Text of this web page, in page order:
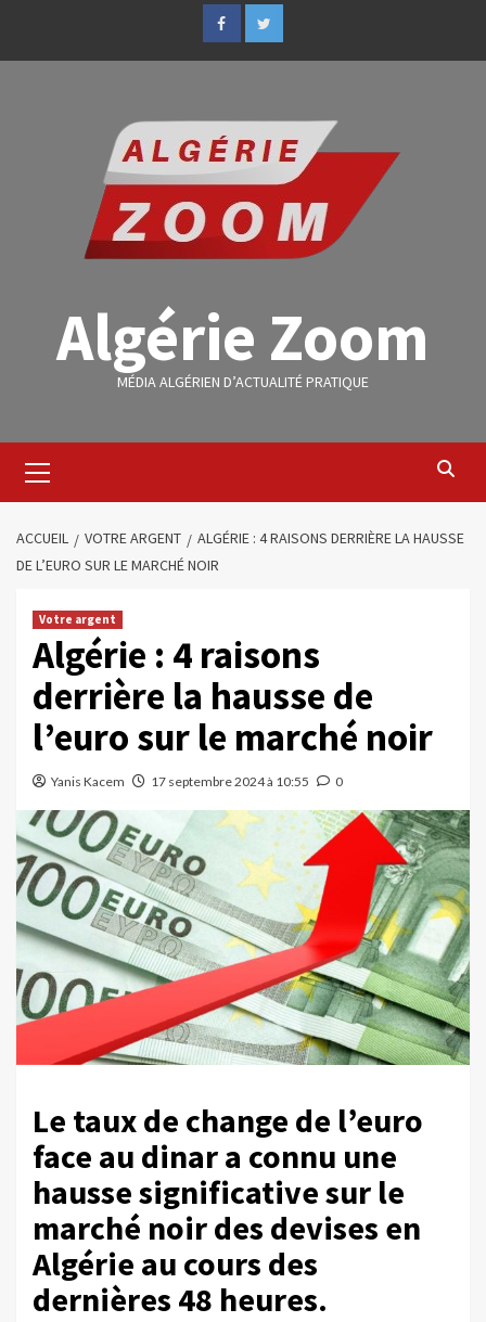
Algérie Zoom
MÉDIA ALGÉRIEN D’ACTUALITÉ PRATIQUE
ACCUEIL VOTRE ARGENT
ALGÉRIE : 4 RAISONS DERRIÈRE LA HAUSSE
DE L’EURO SUR LE MARCHÉ NOIR
Votre argent
Algérie : 4 raisons
derrière la hausse de
l’euro sur le marché noir
Yanis Kacem 17 septembre 2024 à 10:55 0
Le taux de change de l’euro
face au dinar a connu une
hausse significative sur le
marché noir des devises en
Algérie au cours des
dernières 48 heures.